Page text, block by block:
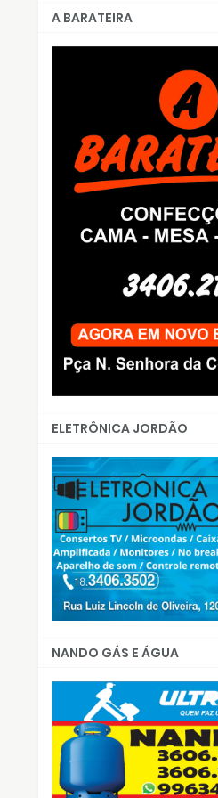
A BARATEIRA
ELETRÔNICA JORDÃO
NANDO GÁS E ÁGUA